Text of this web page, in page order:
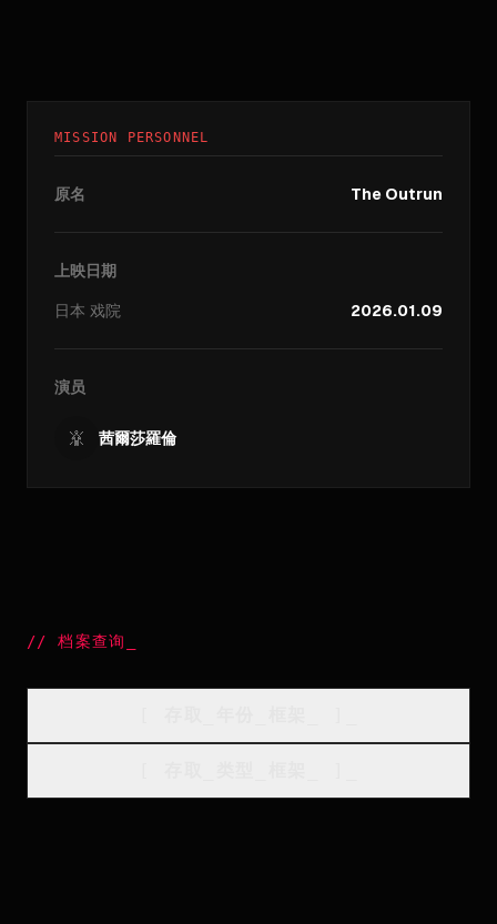
MISSION PERSONNEL
原名 The Outrun
上映日期
日本 戏院 2026.01.09
演员
茜爾莎羅倫
//档案查询